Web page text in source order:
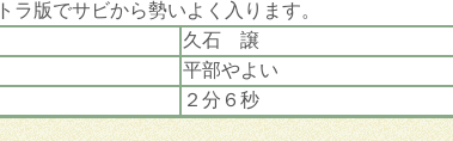
ラ版でサビから勢いよく入ります。
久石 譲
平部やよい
２分６秒